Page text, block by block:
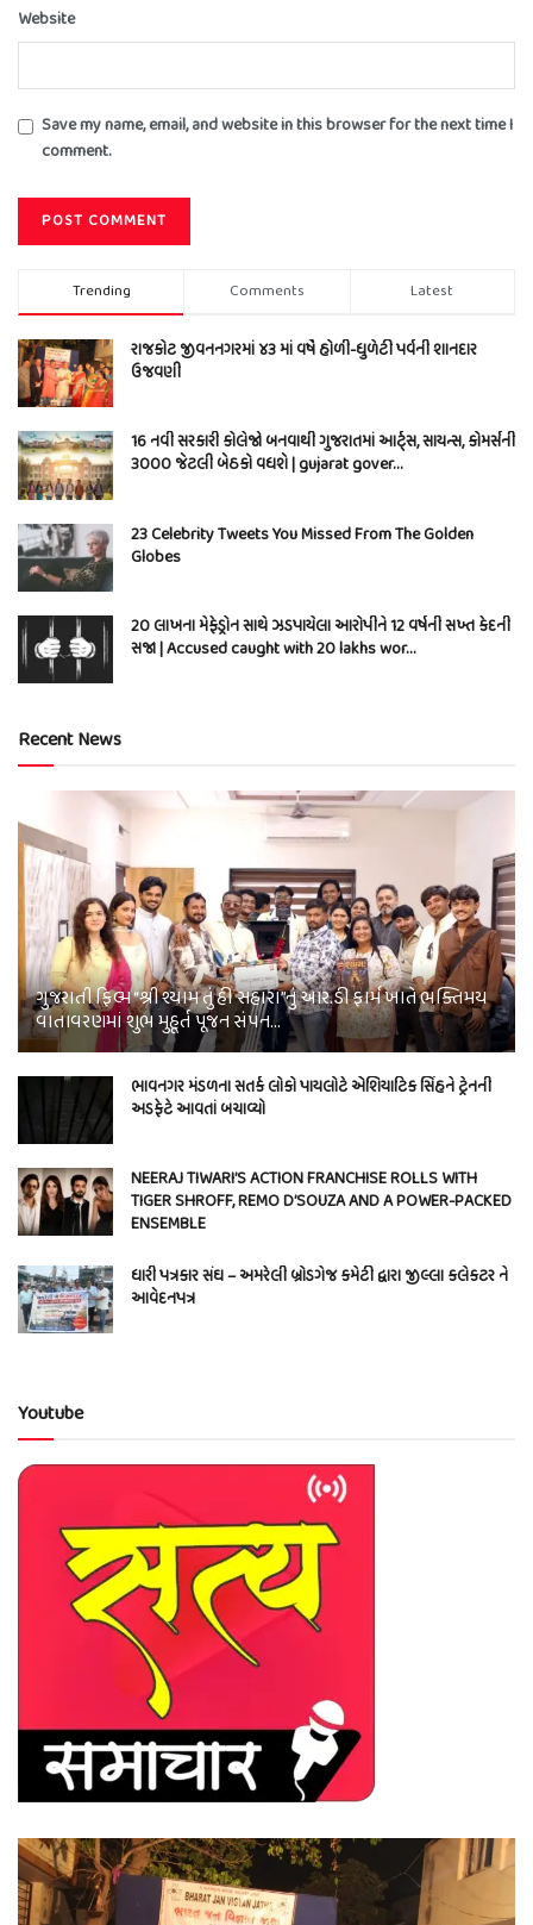
Website
Save my name, email, and website in this browser for the next time I
comment.
Trending Comments Latest
રાજકોટ જીવનનગરમાં ૪૩ માં વર્ષે હોળી-ધુળેટી પર્વની શાનદાર
ઉજવણી
16 નવી સરકારી કોલેજો બનવાથી ગુજરાતમાં આર્ટ્સ, સાયન્સ, કોમર્સની
3000 જેટલી બેઠકો વધશે | gujarat gover…
23 Celebrity Tweets You Missed From The Golden
Globes
20 લાખના મેફેડ્રોન સાથે ઝડપાયેલા આરોપીને 12 વર્ષની સખ્ત કેદની
સજા | Accused caught with 20 lakhs wor…
Recent News
ગુજરાતી ફિલ્મ “શ્રી શ્યામ તું હી સહારા”નું આર.ડી ફાર્મ ખાતે ભક્તિમય
વાતાવરણમાં શુભ મુહૂર્ત પૂજન સંપન…
ભાવનગર મંડળના સતર્ક લોકો પાયલોટે એશિયાટિક સિંહને ટ્રેનની
અડફેટે આવતાં બચાવ્યો
NEERAJ TIWARI’S ACTION FRANCHISE ROLLS WITH
TIGER SHROFF, REMO D’SOUZA AND A POWER-PACKED
ENSEMBLE
ધારી પત્રકાર સંઘ – અમરેલી બ્રોડગેજ કમેટી દ્વારા જીલ્લા કલેકટર ને
આવેદનપત્ર
Youtube